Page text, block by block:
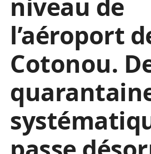
niveau de
l’aéroport
Cotonou.